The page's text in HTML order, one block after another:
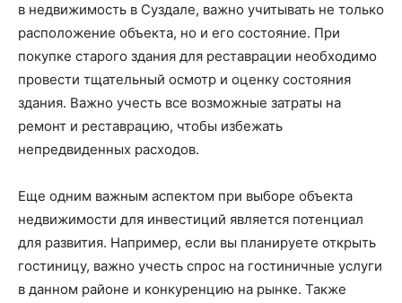
в недвижимость в Суздале, важно учитывать не только
расположение объекта, но и его состояние. При
покупке старого здания для реставрации необходимо
провести тщательный осмотр и оценку состояния
здания. Важно учесть все возможные затраты на
ремонт и реставрацию, чтобы избежать
непредвиденных расходов.
Еще одним важным аспектом при выборе объекта
недвижимости для инвестиций является потенциал
для развития. Например, если вы планируете открыть
гостиницу, важно учесть спрос на гостиничные услуги
в данном районе и конкуренцию на рынке. Также